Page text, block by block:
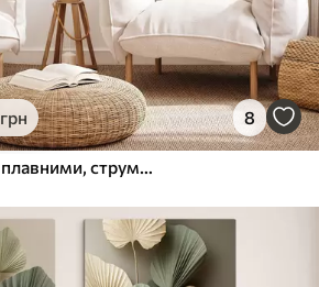
полотна
кольори
без запаху
полотна
грн 8
Абстрактні фігури з плавними, струмливими лініями у відтінках кремового та бежевого